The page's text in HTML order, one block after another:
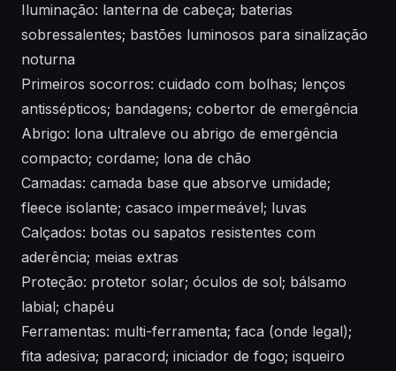
Iluminação: lanterna de cabeça; baterias
sobressalentes; bastões luminosos para sinalização
noturna
Primeiros socorros: cuidado com bolhas; lenços
antissépticos; bandagens; cobertor de emergência
Abrigo: lona ultraleve ou abrigo de emergência
compacto; cordame; lona de chão
Camadas: camada base que absorve umidade;
fleece isolante; casaco impermeável; luvas
Calçados: botas ou sapatos resistentes com
aderência; meias extras
Proteção: protetor solar; óculos de sol; bálsamo
labial; chapéu
Ferramentas: multi-ferramenta; faca (onde legal);
fita adesiva; paracord; iniciador de fogo; isqueiro